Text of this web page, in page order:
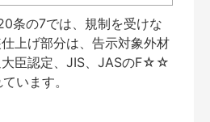
条の7では、規制を受けな
上げ部分は、告示対象外材
大臣認定、JIS、JASのF☆☆
います。